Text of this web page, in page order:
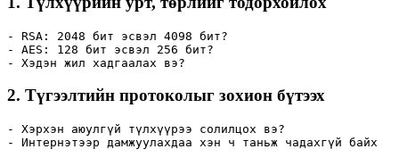
- RSA: 2048 бит эсвэл 4098 бит?
- AES: 128 бит эсвэл 256 бит?
- Хэдэн жил хадгаалах вэ?
2. Түгээлтийн протоколыг зохион бүтээх
- Хэрхэн аюулгүй түлхүүрээ солилцох вэ?
- Интернэтээр дамжуулахдаа хэн ч таньж чадахгүй байх